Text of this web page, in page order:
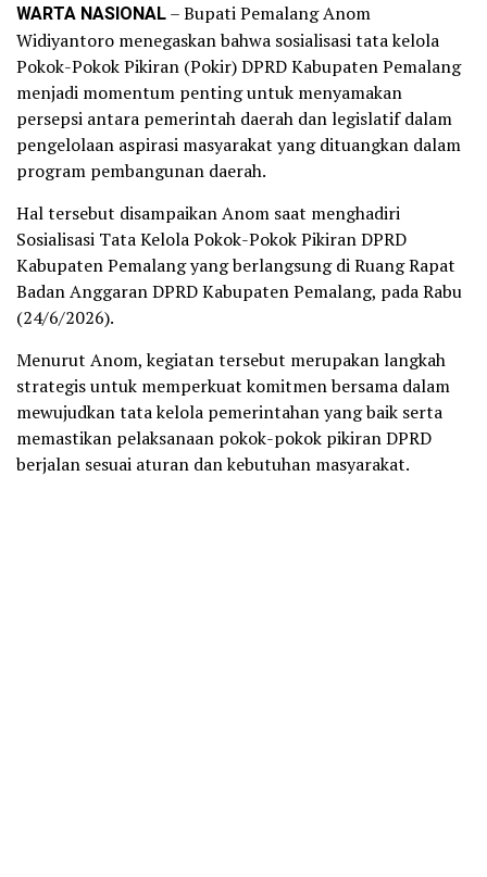
WARTA NASIONAL– Bupati Pemalang Anom
Widiyantoro menegaskan bahwa sosialisasi tata kelola
Pokok-Pokok Pikiran (Pokir) DPRD Kabupaten Pemalang
menjadi momentum penting untuk menyamakan
persepsi antara pemerintah daerah dan legislatif dalam
pengelolaan aspirasi masyarakat yang dituangkan dalam
program pembangunan daerah.
Hal tersebut disampaikan Anom saat menghadiri
Sosialisasi Tata Kelola Pokok-Pokok Pikiran DPRD
Kabupaten Pemalang yang berlangsung di Ruang Rapat
Badan Anggaran DPRD Kabupaten Pemalang, pada Rabu
(24/6/2026).
Menurut Anom, kegiatan tersebut merupakan langkah
strategis untuk memperkuat komitmen bersama dalam
mewujudkan tata kelola pemerintahan yang baik serta
memastikan pelaksanaan pokok-pokok pikiran DPRD
berjalan sesuai aturan dan kebutuhan masyarakat.